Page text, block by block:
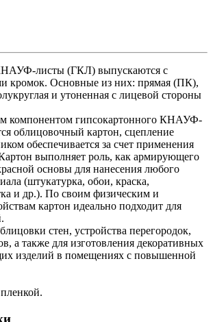
листы (ГКЛ) выпускаются с
кромок. Основные из них: прямая (ПК),
и утоненная с лицевой стороны
компонентом гипсокартонного КНАУФ-
облицовочный картон, сцепление
обеспечивается за счет применения
выполняет роль, как армирующего
основы для нанесения любого
(штукатурка, обои, краска,
и др.). По своим физическим и
картон идеально подходит для
стен, устройства перегородок,
а также для изготовления декоративных
изделий в помещениях с повышенной